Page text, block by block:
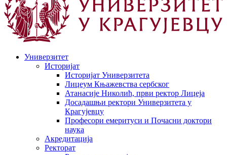
Универзитет
Историјат
Историјат Универзитета
Лицеум Књажевства сербског
Атанасије Николић, први ректор Лицеја
Досадашњи ректори Универзитета у
Крагујевцу
Професори емеритуси и Почасни доктори
наука
Акредитација
Ректорат